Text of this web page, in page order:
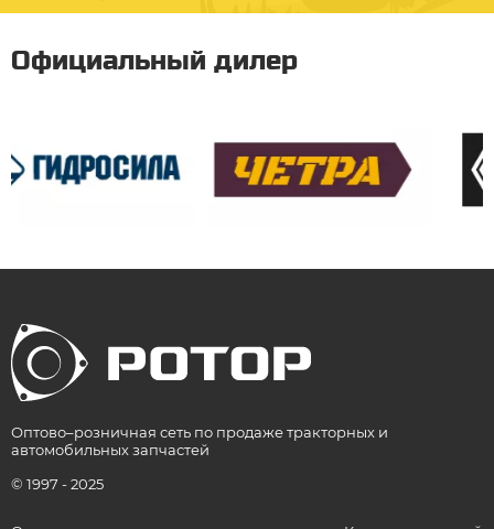
Официальный дилер
Оптово–розничная сеть по продаже тракторных и
автомобильных запчастей
© 1997 - 2025